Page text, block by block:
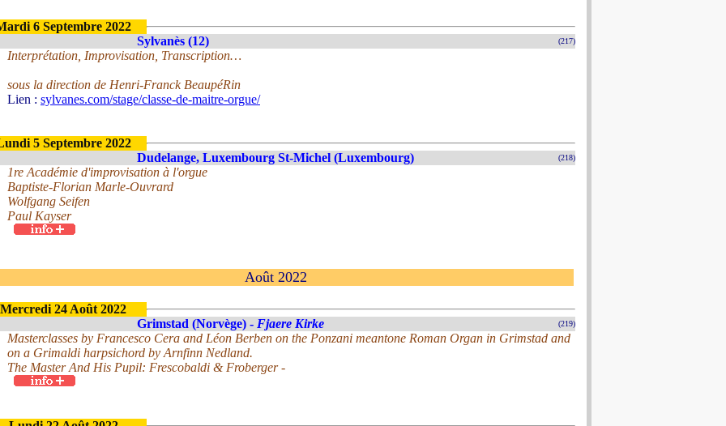
6 Septembre 2022
Sylvanès (12)
(217)
Interprétation, Improvisation, Transcription…
sous la direction de Henri-Franck BeaupéRin
Lien : sylvanes.com/stage/classe-de-maitre-orgue/
5 Septembre 2022
Dudelange, Luxembourg St-Michel (Luxembourg)
(218)
1re Académie d'improvisation à l'orgue
Baptiste-Florian Marle-Ouvrard
Wolfgang Seifen
Paul Kayser
Août 2022
Mercredi 24 Août 2022
Grimstad (Norvège) - Fjaere Kirke (219)
Masterclasses by Francesco Cera and Léon Berben on the Ponzani meantone Roman Organ in Grimstad and
on a Grimaldi harpsichord by Arnfinn Nedland.
The Master And His Pupil: Frescobaldi & Froberger -